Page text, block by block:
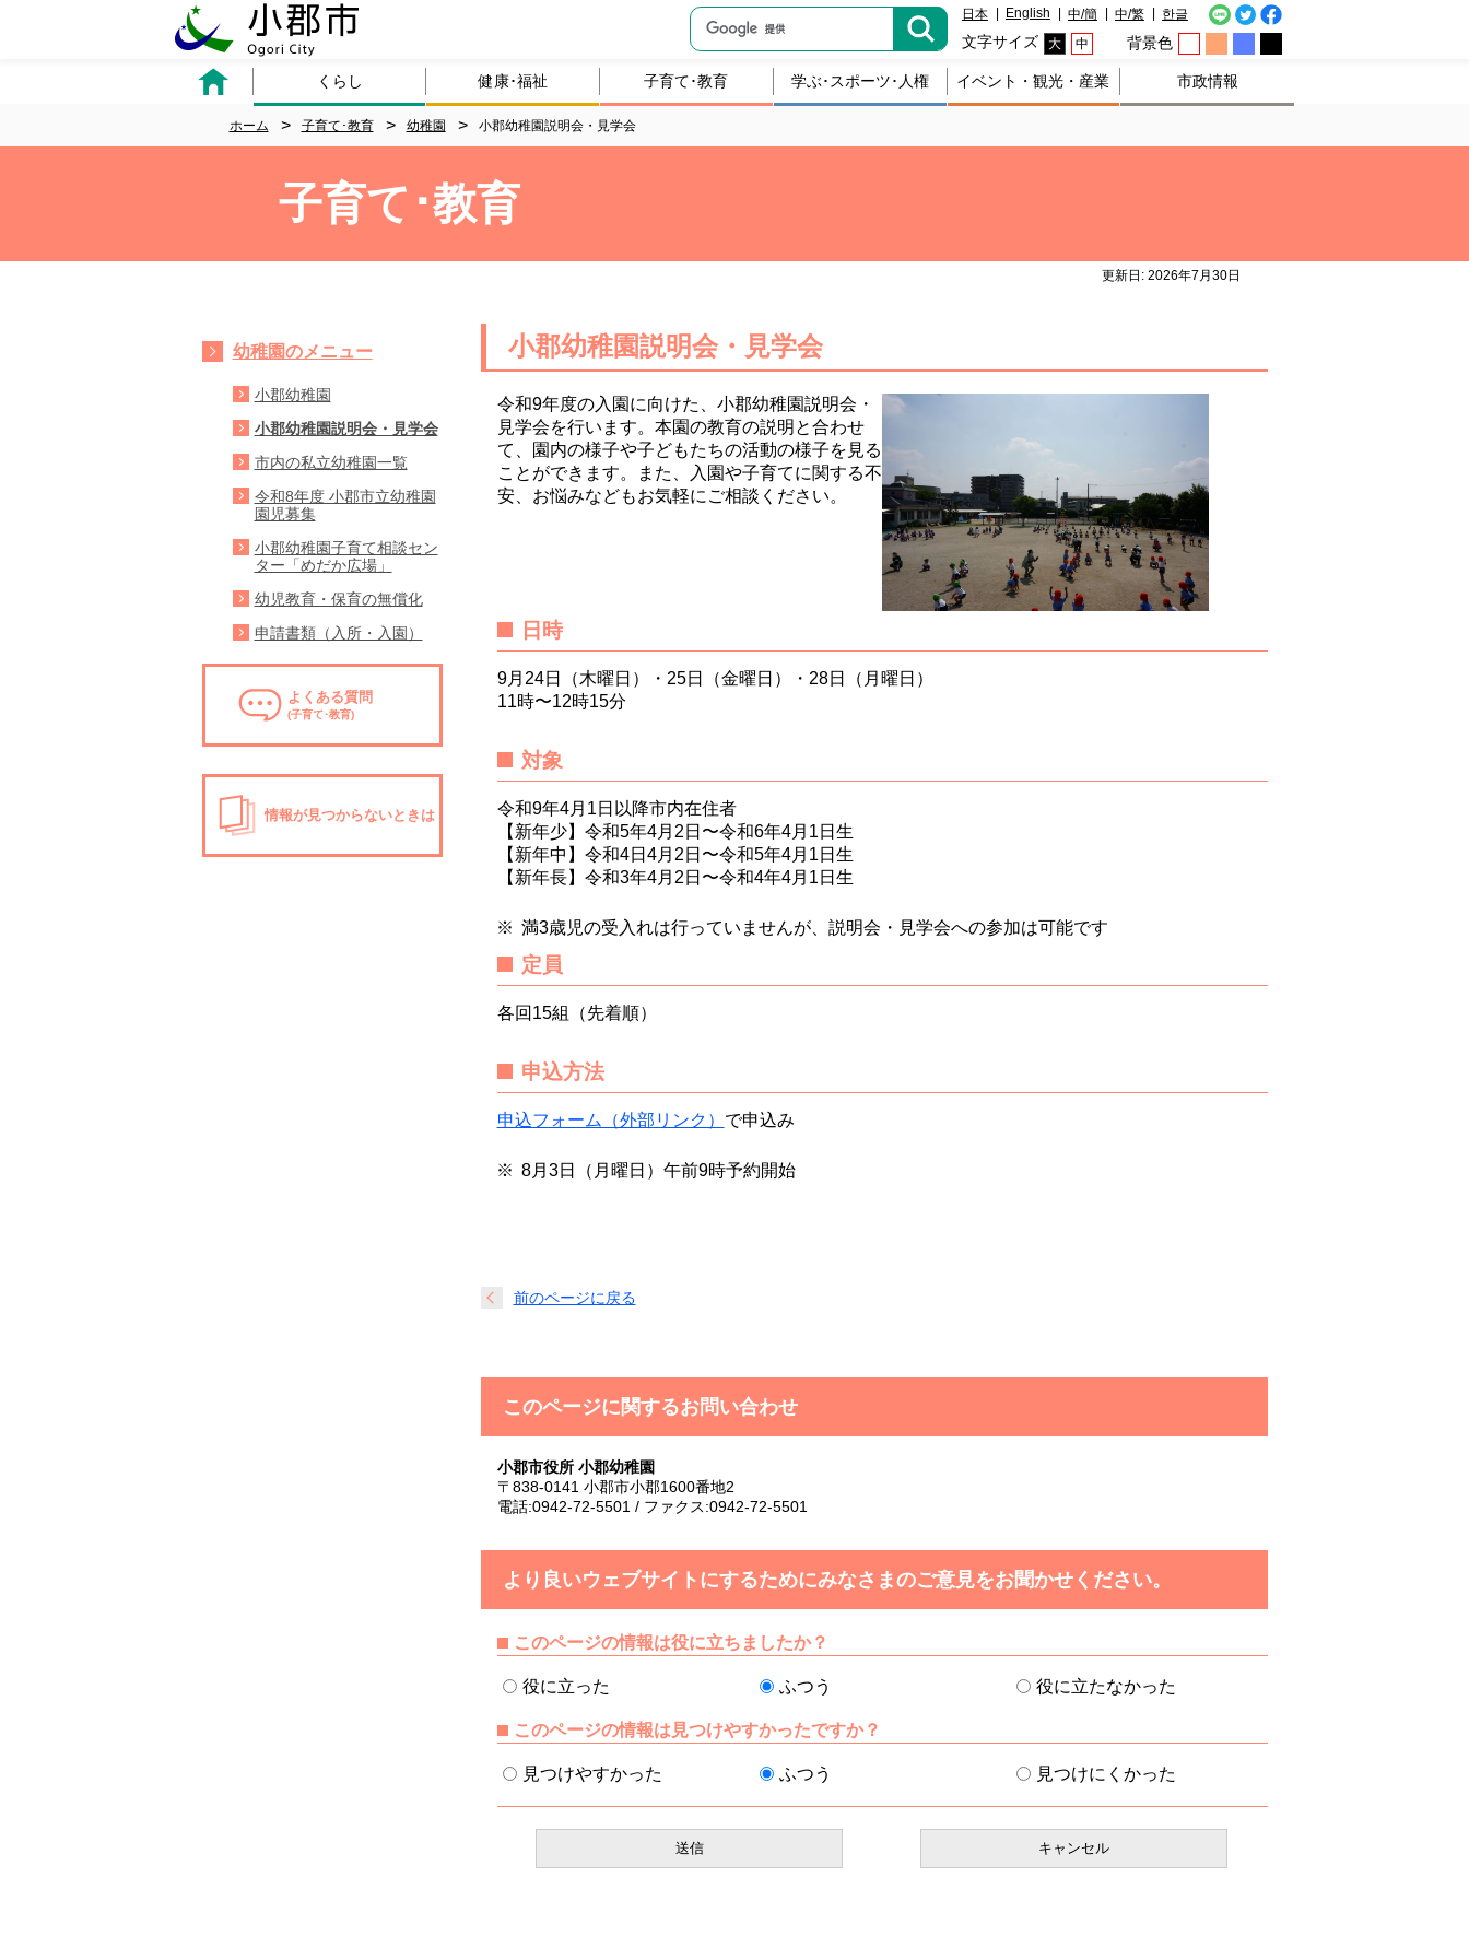
日本 English 中/簡 中/繁 한글
文字サイズ 大 中 背景色
くらし 健康･福祉 子育て･教育 学ぶ･スポーツ･人権 イベント・観光・産業 市政情報
ホーム 子育て･教育 幼稚園 小郡幼稚園説明会・見学会
子育て･教育
更新日: 2026年7月30日
小郡幼稚園説明会・見学会
令和9年度の入園に向けた、小郡幼稚園説明会・
見学会を行います。本園の教育の説明と合わせ
て、園内の様子や子どもたちの活動の様子を見る
ことができます。また、入園や子育てに関する不
安、お悩みなどもお気軽にご相談ください。
日時
9月24日（木曜日）・25日（金曜日）・28日（月曜日）
11時〜12時15分
対象
令和9年4月1日以降市内在住者
【新年少】令和5年4月2日〜令和6年4月1日生
【新年中】令和4日4月2日〜令和5年4月1日生
【新年長】令和3年4月2日〜令和4年4月1日生
満3歳児の受入れは行っていませんが、説明会・見学会への参加は可能です
定員
各回15組（先着順）
申込方法
申込フォーム（外部リンク） で申込み
8月3日（月曜日）午前9時予約開始
前のページに戻る
このページに関するお問い合わせ
小郡市役所 小郡幼稚園
〒838-0141 小郡市小郡1600番地2
電話:0942-72-5501 / ファクス:0942-72-5501
より良いウェブサイトにするためにみなさまのご意見をお聞かせください。
このページの情報は役に立ちましたか？
役に立った ふつう 役に立たなかった
このページの情報は見つけやすかったですか？
見つけやすかった ふつう 見つけにくかった
幼稚園のメニュー
小郡幼稚園
小郡幼稚園説明会・見学会
市内の私立幼稚園一覧
令和8年度 小郡市立幼稚園
園児募集
小郡幼稚園子育て相談セン
ター「めだか広場」
幼児教育・保育の無償化
申請書類（入所・入園）
よくある質問
(子育て･教育)
情報が見つからないときは